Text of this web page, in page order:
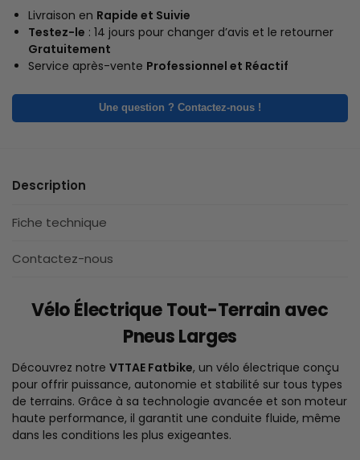
Livraison en Rapide et Suivie
Testez-le : 14 jours pour changer d’avis et le retourner
Gratuitement
Service après-vente Professionnel et Réactif
Une question ? Contactez-nous !
Description
Fiche technique
Contactez-nous
Vélo Électrique Tout-Terrain avec
Pneus Larges
Découvrez notre VTTAE Fatbike, un vélo électrique conçu
pour offrir puissance, autonomie et stabilité sur tous types
de terrains. Grâce à sa technologie avancée et son moteur
haute performance, il garantit une conduite fluide, même
dans les conditions les plus exigeantes.